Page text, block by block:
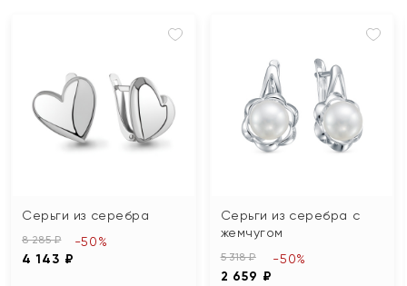
Серьги из серебра
8 285 ₽
4 143 ₽
-50%
Серьги из серебра с
жемчугом
5 318 ₽
2 659 ₽
-50%